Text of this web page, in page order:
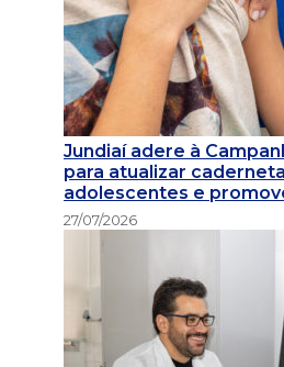
Jundiaí adere à
para atualizar
adolescentes e
27/07/2026